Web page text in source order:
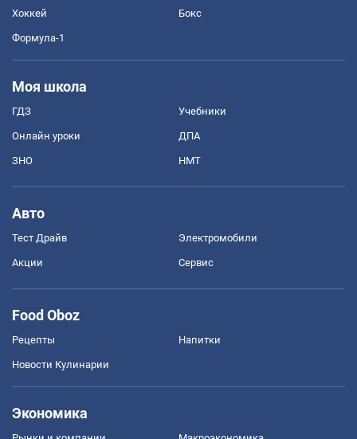
Хоккей Бокс
Формула-1
Моя школа
ГДЗ Учебники
Онлайн уроки ДПА
ЗНО НМТ
Авто
Тест Драйв Электромобили
Акции Сервис
Food Oboz
Рецепты Напитки
Новости Кулинарии
Экономика